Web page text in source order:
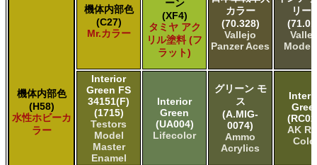
機体内部色
(H58)
水性ホビーカ
ラー
機体内部色
(C27)
Mr.カラー
ーン
(XF4)
タミヤ アク
リル塗料 (フ
ラット)
カラー
(70.328)
Vallejo
Panzer Aces
リー
Model
Interior
Green FS
34151(F)
(1715)
Testors
Model
Master
Enamel
Interior
Green
(UA004)
Lifecolor
グリーン モ
ス
(A.MIG-
0074)
Ammo
Acrylics
AK